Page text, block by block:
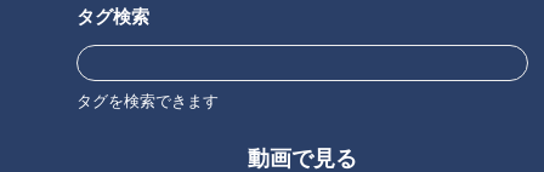
タグ検索
タグを検索できます
動画で見る
ドキュメンタリー